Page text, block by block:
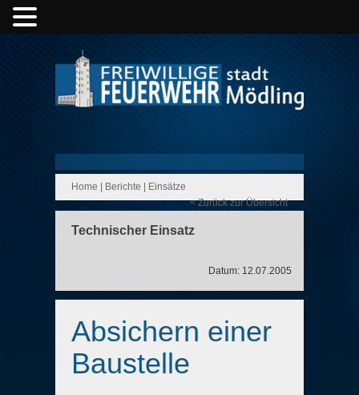
Home Berichte
Einsätze
< Zurück zur Übersicht
Technischer Einsatz
Datum: 12.07.2005
Absichern einer
Baustelle